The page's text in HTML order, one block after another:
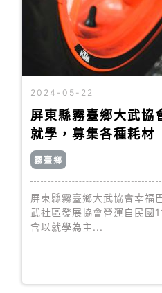
2024-05-22
屏東縣霧臺鄉大武協
就學，募集各種耗材
霧臺鄉
屏東縣霧臺鄉大武協會幸福
武社區發展協會營運自民國
含以就學為主...